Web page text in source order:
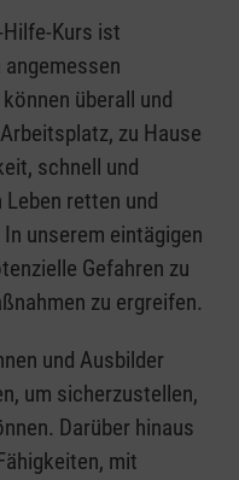
Hilfe-Kurs ist
überall und
zu Hause
schnell und
Leben retten und
unserem eintägigen
Gefahren zu
zu ergreifen.
und Ausbilder
um sicherzustellen,
Darüber hinaus
mit